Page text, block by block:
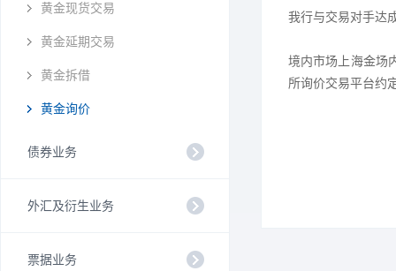
黄金现货交易
黄金延期交易
黄金拆借
黄金询价
债券业务
外汇及衍生业务
票据业务
我行与交易对手达
境内市场上海金场
所询价交易平台约